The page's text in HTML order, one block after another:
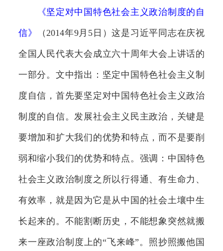
《坚定对中国特色社会主义政治制度的自
信》 （2014年9月5日）这是习近平同志在庆祝
全国人民代表大会成立六十周年大会上讲话的
一部分。文中指出：坚定中国特色社会主义制
度自信，首先要坚定对中国特色社会主义政治
制度的自信。发展社会主义民主政治，关键是
要增加和扩大我们的优势和特点，而不是要削
弱和缩小我们的优势和特点。强调：中国特色
社会主义政治制度之所以行得通、有生命力、
有效率，就是因为它是从中国的社会土壤中生
长起来的。不能割断历史，不能想象突然就搬
来一座政治制度上的“飞来峰”。照抄照搬他国